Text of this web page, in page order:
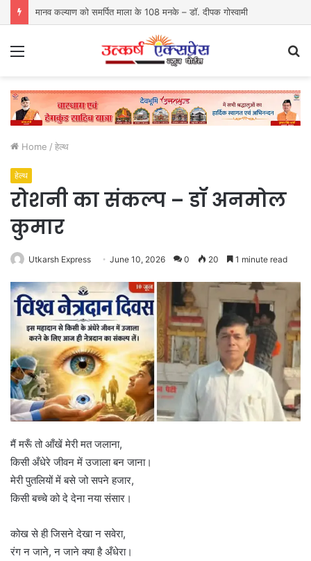
मानव कल्याण को समर्पित माला के 108 मनके – डॉ. दीपक गोस्वामी
Home / हेल्थ
हेल्थ
रोशनी का संकल्प – डॉ अनमोल
कुमार
Utkarsh Express June 10, 2026 0 20 1 minute read
मैं मरूँ तो आँखें मेरी मत जलाना,
किसी अँधेरे जीवन में उजाला बन जाना।
मेरी पुतलियों में बसे जो सपने हजार,
किसी बच्चे को दे देना नया संसार।
कोख से ही जिसने देखा न सवेरा,
रंग न जाने, न जाने क्या है अँधेरा।